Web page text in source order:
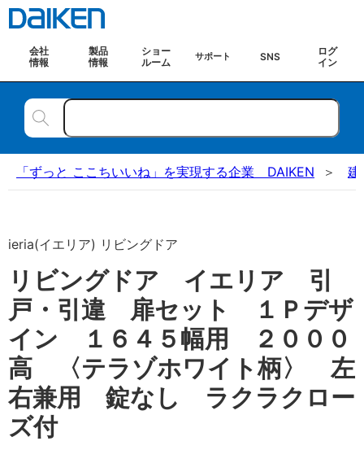
会社
情報
製品
情報
ショー
ルーム
サポート SNS
ログ
イン
「ずっと ここちいいね」を実現する企業 DAIKEN 建
ieria(イエリア) リビングドア
リビングドア イエリア 引
戸・引違 扉セット １Ｐデザ
イン １６４５幅用 ２０００
高 〈テラゾホワイト柄〉 左
右兼用 錠なし ラクラクロー
ズ付